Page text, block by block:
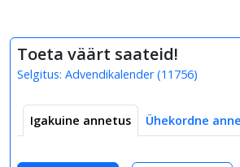
Toeta väärt saateid!
Selgitus: Advendikalender(11756)
Igakuine annetus Ühekordne